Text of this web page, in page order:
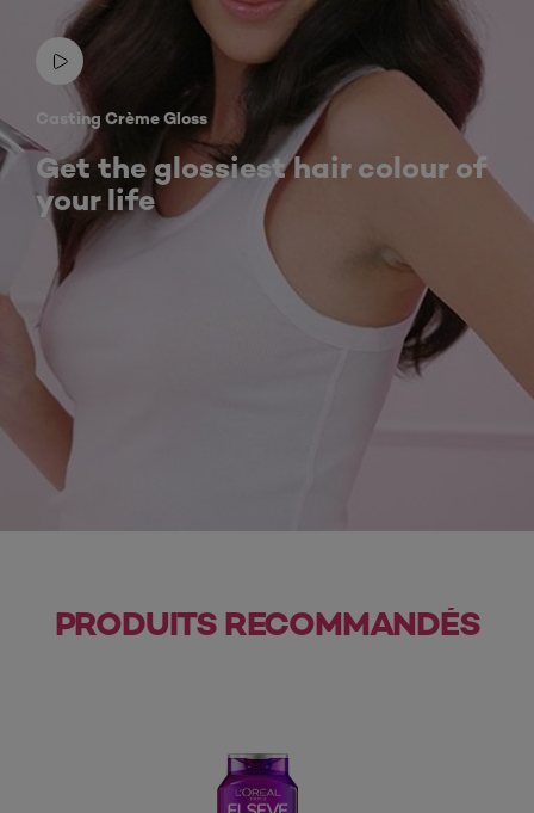
Casting Crème Gloss
Get the glossiest hair colour of
your life
PRODUITS RECOMMANDÉS